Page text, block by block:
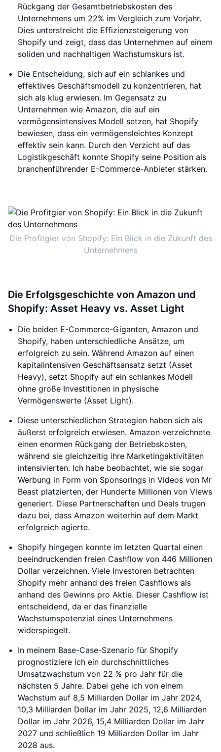
Rückgang der Gesamtbetriebskosten des
Unternehmens um 22% im Vergleich zum Vorjahr.
Dies unterstreicht die Effizienzsteigerung von
Shopify und zeigt, dass das Unternehmen auf einem
soliden und nachhaltigen Wachstumskurs ist.
Die Entscheidung, sich auf ein schlankes und
effektives Geschäftsmodell zu konzentrieren, hat
sich als klug erwiesen. Im Gegensatz zu
Unternehmen wie Amazon, die auf ein
vermögensintensives Modell setzen, hat Shopify
bewiesen, dass ein vermögensleichtes Konzept
effektiv sein kann. Durch den Verzicht auf das
Logistikgeschäft konnte Shopify seine Position als
branchenführender E-Commerce-Anbieter stärken.
Die Profitgier von Shopify: Ein Blick in die Zukunft des
Unternehmens
Die Erfolgsgeschichte von Amazon und
Shopify: Asset Heavy vs. Asset Light
Die beiden E-Commerce-Giganten, Amazon und
Shopify, haben unterschiedliche Ansätze, um
erfolgreich zu sein. Während Amazon auf einen
kapitalintensiven Geschäftsansatz setzt (Asset
Heavy), setzt Shopify auf ein schlankes Modell
ohne große Investitionen in physische
Vermögenswerte (Asset Light).
Diese unterschiedlichen Strategien haben sich als
äußerst erfolgreich erwiesen. Amazon verzeichnete
einen enormen Rückgang der Betriebskosten,
während sie gleichzeitig ihre Marketingaktivitäten
intensivierten. Ich habe beobachtet, wie sie sogar
Werbung in Form von Sponsorings in Videos von Mr
Beast platzierten, der Hunderte Millionen von Views
generiert. Diese Partnerschaften und Deals trugen
dazu bei, dass Amazon weiterhin auf dem Markt
erfolgreich agierte.
Shopify hingegen konnte im letzten Quartal einen
beeindruckenden freien Cashflow von 446 Millionen
Dollar verzeichnen. Viele Investoren betrachten
Shopify mehr anhand des freien Cashflows als
anhand des Gewinns pro Aktie. Dieser Cashflow ist
entscheidend, da er das finanzielle
Wachstumspotenzial eines Unternehmens
widerspiegelt.
In meinem Base-Case-Szenario für Shopify
prognostiziere ich ein durchschnittliches
Umsatzwachstum von 22 % pro Jahr für die
nächsten 5 Jahre. Dabei gehe ich von einem
Wachstum auf 8,5 Milliarden Dollar im Jahr 2024,
10,3 Milliarden Dollar im Jahr 2025, 12,6 Milliarden
Dollar im Jahr 2026, 15,4 Milliarden Dollar im Jahr
2027 und schließlich 19 Milliarden Dollar im Jahr
2028 aus.